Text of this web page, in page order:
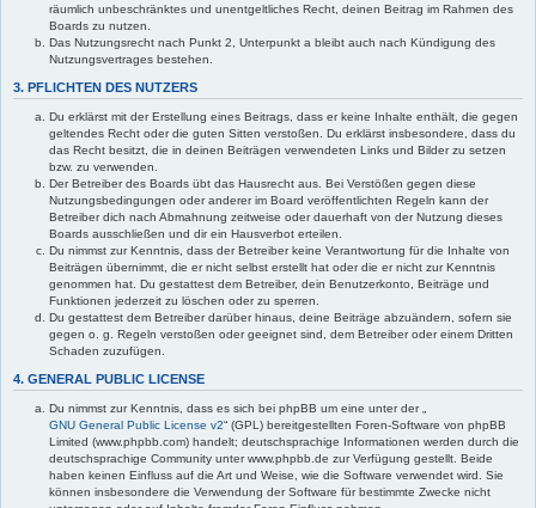
räumlich unbeschränktes und unentgeltliches Recht, deinen Beitrag im Rahmen des
Boards zu nutzen.
Das Nutzungsrecht nach Punkt 2, Unterpunkt a bleibt auch nach Kündigung des
Nutzungsvertrages bestehen.
3. PFLICHTEN DES NUTZERS
Du erklärst mit der Erstellung eines Beitrags, dass er keine Inhalte enthält, die gegen
geltendes Recht oder die guten Sitten verstoßen. Du erklärst insbesondere, dass du
das Recht besitzt, die in deinen Beiträgen verwendeten Links und Bilder zu setzen
bzw. zu verwenden.
Der Betreiber des Boards übt das Hausrecht aus. Bei Verstößen gegen diese
Nutzungsbedingungen oder anderer im Board veröffentlichten Regeln kann der
Betreiber dich nach Abmahnung zeitweise oder dauerhaft von der Nutzung dieses
Boards ausschließen und dir ein Hausverbot erteilen.
Du nimmst zur Kenntnis, dass der Betreiber keine Verantwortung für die Inhalte von
Beiträgen übernimmt, die er nicht selbst erstellt hat oder die er nicht zur Kenntnis
genommen hat. Du gestattest dem Betreiber, dein Benutzerkonto, Beiträge und
Funktionen jederzeit zu löschen oder zu sperren.
Du gestattest dem Betreiber darüber hinaus, deine Beiträge abzuändern, sofern sie
gegen o. g. Regeln verstoßen oder geeignet sind, dem Betreiber oder einem Dritten
Schaden zuzufügen.
4. GENERAL PUBLIC LICENSE
Du nimmst zur Kenntnis, dass es sich bei phpBB um eine unter der „
GNU General Public License v2“ (GPL) bereitgestellten Foren-Software von phpBB
Limited (www.phpbb.com) handelt; deutschsprachige Informationen werden durch die
deutschsprachige Community unter www.phpbb.de zur Verfügung gestellt. Beide
haben keinen Einfluss auf die Art und Weise, wie die Software verwendet wird. Sie
können insbesondere die Verwendung der Software für bestimmte Zwecke nicht